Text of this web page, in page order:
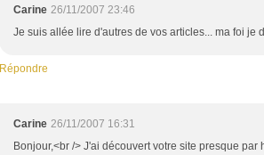
Carine 26/11/2007 23:46
Je suis allée lire d'autres de vos articles... ma foi je
Répondre
Carine 26/11/2007 16:31
Bonjour,<br /> J'ai découvert votre site presque